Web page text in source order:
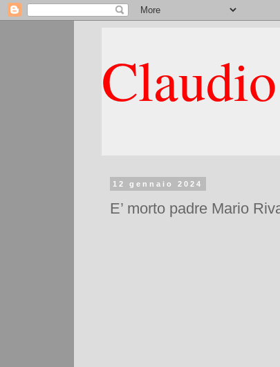
12 gennaio 2024
E’ morto padre Mario